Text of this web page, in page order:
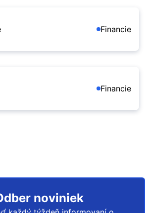
Financie
Financie
noviniek